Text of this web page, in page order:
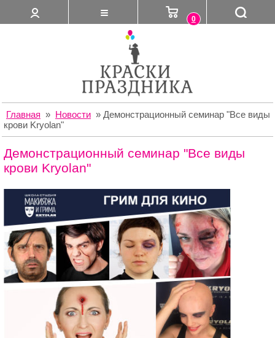
0
Главная » Новости » Демонстрационный семинар "Все виды
крови Kryolan"
Демонстрационный семинар "Все виды
крови Kryolan"